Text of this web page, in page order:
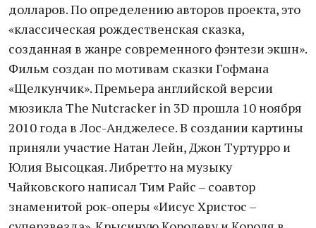
долларов. По определению авторов проекта, это
«классическая рождественская сказка,
созданная в жанре современного фэнтези экшн».
Фильм создан по мотивам сказки Гофмана
«Щелкунчик». Премьера английской версии
мюзикла The Nutcracker in 3D прошла 10 ноября
2010 года в Лос-Анджелесе. В создании картины
приняли участие Натан Лейн, Джон Туртурро и
Юлия Высоцкая. Либретто на музыку
Чайковского написал Тим Райс – соавтор
знаменитой рок-оперы «Иисус Христос –